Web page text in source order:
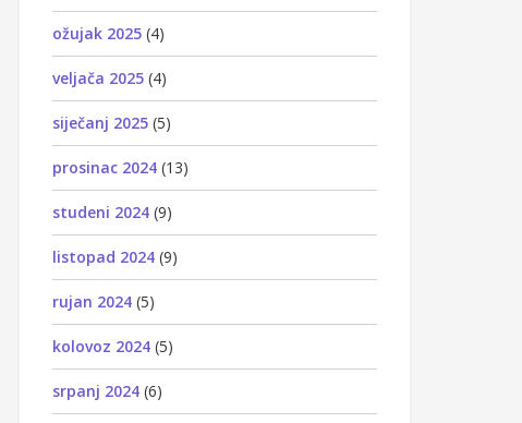
ožujak 2025 (4)
veljača 2025 (4)
siječanj 2025 (5)
prosinac 2024 (13)
studeni 2024 (9)
listopad 2024 (9)
rujan 2024 (5)
kolovoz 2024 (5)
srpanj 2024 (6)